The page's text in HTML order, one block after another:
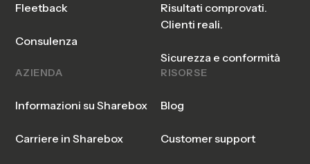
Fleetback
Consulenza
Risultati comprovati.
Clienti reali.
Sicurezza e conformità
AZIENDA
Informazioni su Sharebox
Carriere in Sharebox
RISORSE
Blog
Customer support